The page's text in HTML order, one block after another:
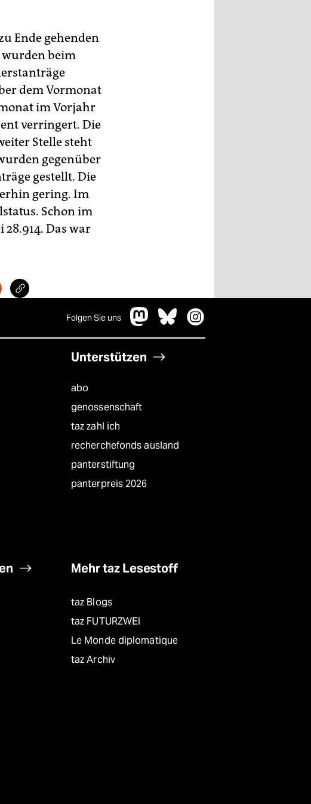
Ende gehenden
wurden beim
dem Vormonat
im Vorjahr
verringert. Die
Stelle steht
gegenüber
gestellt. Die
gering. Im
Schon im
Das war
Folgen Sie uns
Unterstützen
abo
genossenschaft
taz zahl ich
recherchefonds ausland
panterstiftung
panterpreis 2026
Mehr taz Lesestoff
taz Blogs
taz FUTURZWEI
Le Monde diplomatique
taz Archiv